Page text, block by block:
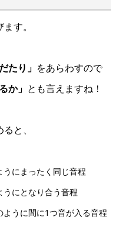
す。
たり」 をあらわすので
か」 とも言えますね！
と、
にまったく同じ音程
にとなり合う音程
うに間に1つ音が入る音程